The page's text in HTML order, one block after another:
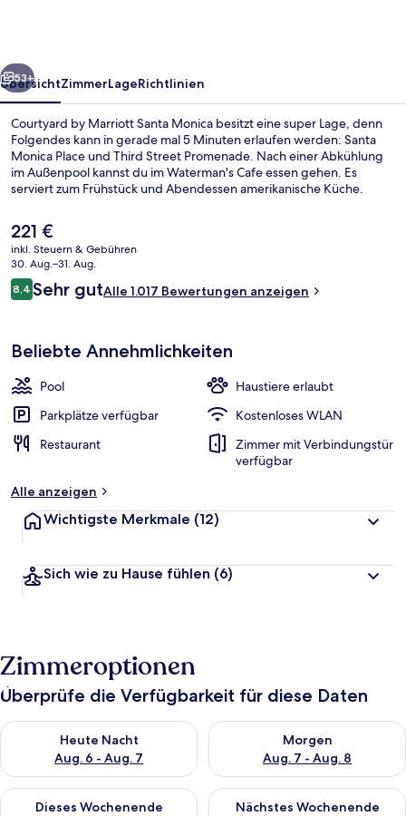
Weiter
53+
ÜbersichtZimmerLageRichtlinien
Courtyard by Marriott Santa Monica besitzt eine super Lage, denn
Folgendes kann in gerade mal 5 Minuten erlaufen werden: Santa
Monica Place und Third Street Promenade. Nach einer Abkühlung
im Außenpool kannst du im Waterman's Cafe essen gehen. Es
serviert zum Frühstück und Abendessen amerikanische Küche.
um die Uhr geöffnet) und Fitnessmöglichkeiten. Andere Reisende
lieben das hilfsbereite Personal und die Lage. Die Unterkunft ist nur
einen kurzen Fußmarsch von den öffentlichen Verkehrsmitteln
entfernt: Zur U-Bahn (Downtown Santa Monica Station) sind es nur
wenige Schritte.
Der
aktuelle
Preis
beträgt
221 €.
221 €
inkl. Steuern & Gebühren
30. Aug.–31. Aug.
Bewertungen
8,48,4 von 10.
Sehr gutAlle 1.017 Bewertungen anzeigen
Beliebte Annehmlichkeiten
Pool
Haustiere erlaubt
Parkplätze verfügbar
Kostenloses WLAN
Restaurant
Zimmer mit Verbindungstür
verfügbar
Alle anzeigen
Wichtigste Merkmale (12)
Sich wie zu Hause fühlen (6)
Zimmeroptionen
Überprüfe die Verfügbarkeit für diese Daten
Heute Nacht
Aug. 6 - Aug. 7
Überprüfe die Verfügbarkeit für heute Nacht, Aug. 6 - Aug. 7.
Morgen
Aug. 7 - Aug. 8
Überprüfe die Verfügbarkeit
Dieses Wochenende
Überprüfe die Verfügbarkeit für dieses Wochenende, Aug. 7
Nächstes Wochenende
Überprüfe die Verfügbarkeit